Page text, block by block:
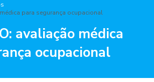
para segurança ocupacional
avaliação médica
ocupacional